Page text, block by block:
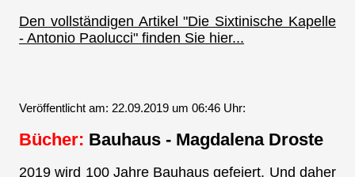
Den vollständigen Artikel "Die Sixtinische Kapelle
- Antonio Paolucci" finden Sie hier...
Veröffentlicht am: 22.09.2019 um 06:46 Uhr:
Bücher: Bauhaus - Magdalena Droste
2019 wird 100 Jahre Bauhaus gefeiert. Und daher